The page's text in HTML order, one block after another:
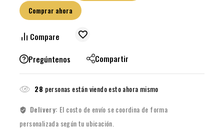
Comprar ahora
Compare
Pregúntenos Compartir
28 personas están viendo esto ahora mismo
Delivery: El costo de envío se coordina de forma
personalizada según tu ubicación.